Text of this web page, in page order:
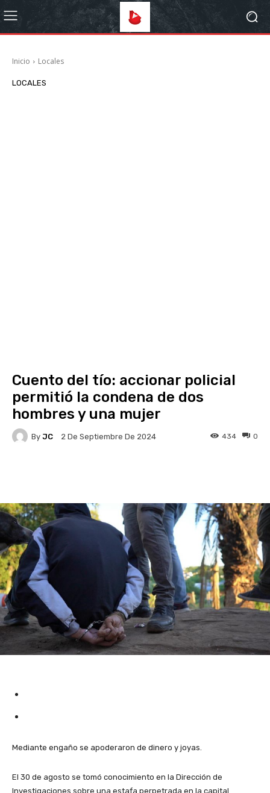
Inicio Locales
LOCALES
Cuento del tío: accionar policial
permitió la condena de dos
hombres y una mujer
By JC 2 De Septiembre De 2024 0
434
Mediante engaño se apoderaron de dinero y joyas.
El 30 de agosto se tomó conocimiento en la Dirección de
Investigaciones sobre una estafa perpetrada en la capital